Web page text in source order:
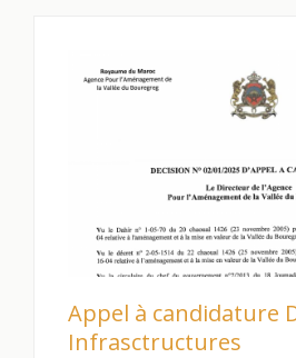
Appel à candidature
Infrasctructures